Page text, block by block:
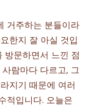
거주하는 분들이라
한지 잘 아실 것입
방문하면서 느낀 점
람마다 다르고, 그
지기 때문에 여러
적입니다. 오늘은